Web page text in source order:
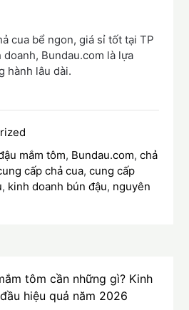
cua bể ngon, giá sỉ tốt tại TP
Bundau.com là lựa
hành lâu dài.
mắm tôm, Bundau.com,chả
cấp chả cua,cung cấp
, kinh doanh bún đậu, nguyên
tôm cần những gì? Kinh
hiệu quả năm 2026